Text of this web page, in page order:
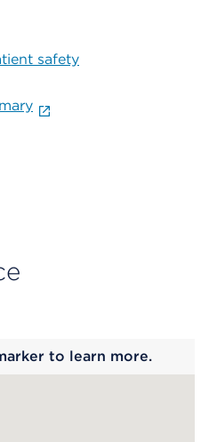
safety
to learn more.